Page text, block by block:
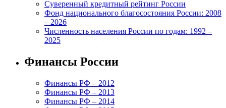
Суверенный кредитный рейтинг России
Фонд национального благосостояния России: 2008
– 2026
Численность населения России по годам: 1992 –
2025
Финансы России
Финансы РФ – 2012
Финансы РФ – 2013
Финансы РФ – 2014